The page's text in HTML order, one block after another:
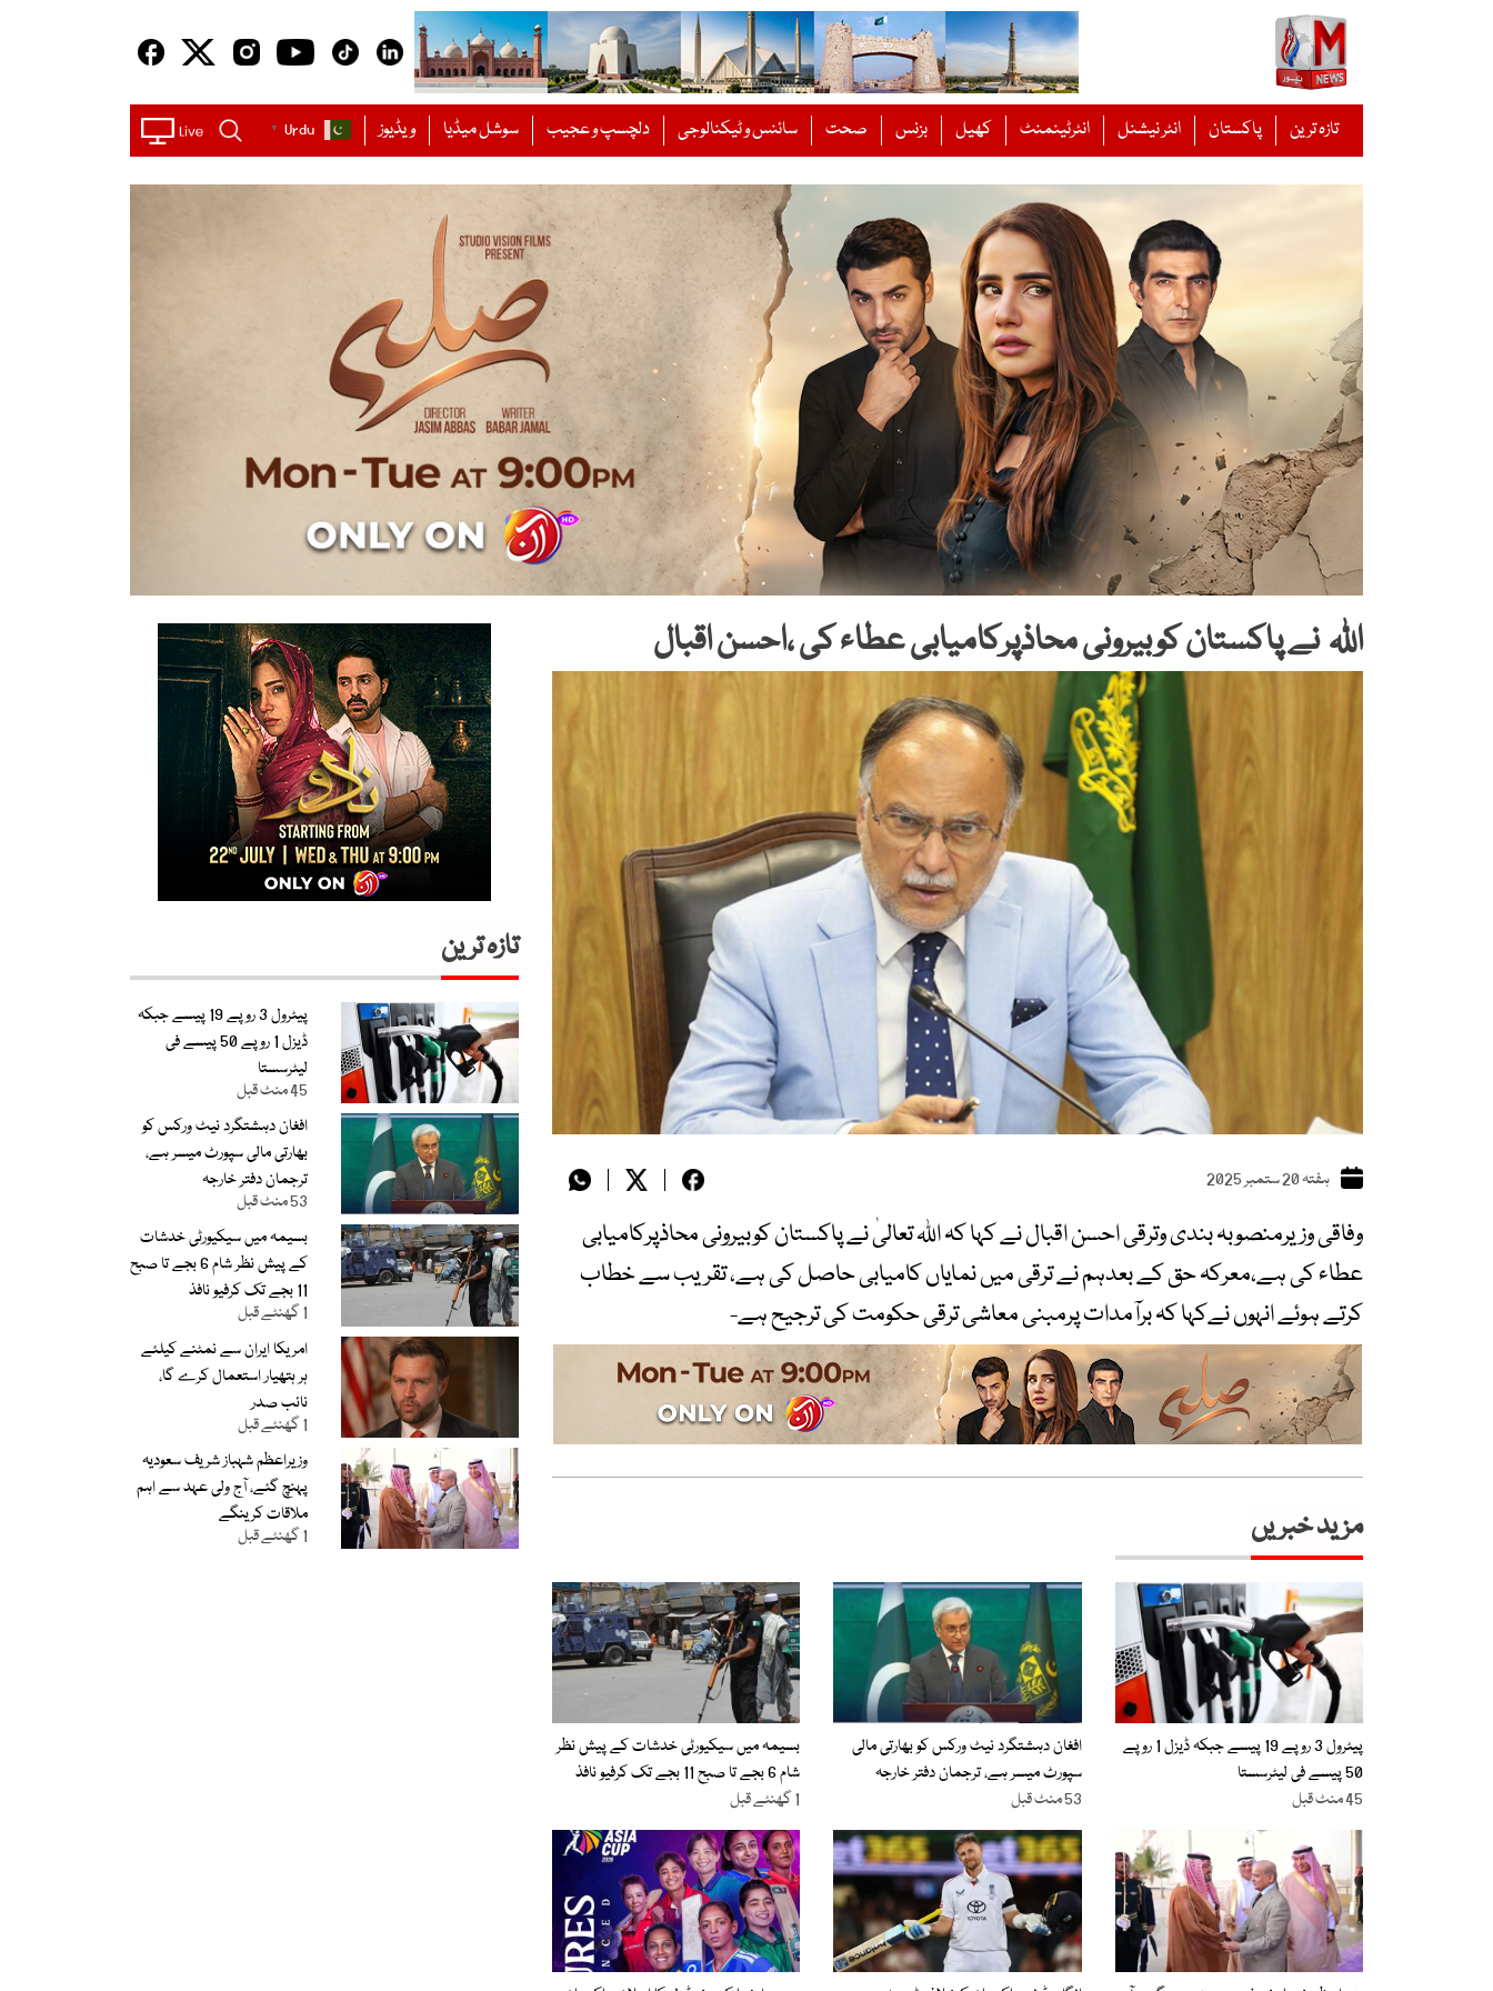
تازہ ترین پاکستان انٹر نیشنل انٹرٹینمنٹ کھیل بزنس صحت سائنس و ٹیکنالوجی دلچسپ و عجیب سوشل میڈیا ویڈیوز Urdu
▼
اللہ نے پاکستان کوبیرونی محاذپرکامیابی عطاء کی ،احسن اقبال
ہفتہ 20 ستمبر 2025
وفاقی وزیرمنصوبہ بندی وترقی احسن اقبال نے کہا کہ اللہ تعالیٰ نے پاکستان کوبیرونی محاذپرکامیابی
عطاء کی ہے،معرکہ حق کے بعدہم نے ترقی میں نمایاں کامیابی حاصل کی ہے، تقریب سے خطاب
کرتے ہوئے انہوں نےکہا کہ برآمدات پرمبنی معاشی ترقی حکومت کی ترجیح ہے-
مزید خبریں
پیٹرول 3 روپے 19 پیسے جبکہ ڈیزل 1 روپے
50 پیسے فی لیٹرسستا
45 منٹ قبل
افغان دہشتگرد نیٹ ورکس کو بھارتی مالی
سپورٹ میسر ہے، ترجمان دفتر خارجہ
53 منٹ قبل
بسیمہ میں سیکیورٹی خدشات کے پیش نظر
شام 6 بجے تا صبح 11 بجے تک کرفیو نافذ
1 گھنٹے قبل
تازہ ترین
پیٹرول 3 روپے 19 پیسے جبکہ
ڈیزل 1 روپے 50 پیسے فی
لیٹرسستا
45 منٹ قبل
افغان دہشتگرد نیٹ ورکس کو
بھارتی مالی سپورٹ میسر ہے،
ترجمان دفتر خارجہ
53 منٹ قبل
بسیمہ میں سیکیورٹی خدشات
کے پیش نظر شام 6 بجے تا صبح
11 بجے تک کرفیو نافذ
1 گھنٹے قبل
امریکا ایران سے نمٹنے کیلئے
ہر ہتھیار استعمال کرے گا،
نائب صدر
1 گھنٹے قبل
وزیراعظم شہباز شریف سعودیہ
پہنچ گئے، آج ولی عہد سے اہم
ملاقات کرینگے
1 گھنٹے قبل